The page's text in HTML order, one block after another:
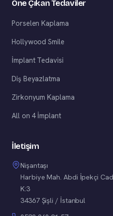
Öne Çıkan Tedaviler
Porselen Kaplama
Hollywood Smile
İmplant Tedavisi
Diş Beyazlatma
Zirkonyum Kaplama
All on 4 İmplant
İletişim
Nişantaşı
Harbiye Mah. Abdi İpekçi
K:3
34367 Şişli / İstanbul